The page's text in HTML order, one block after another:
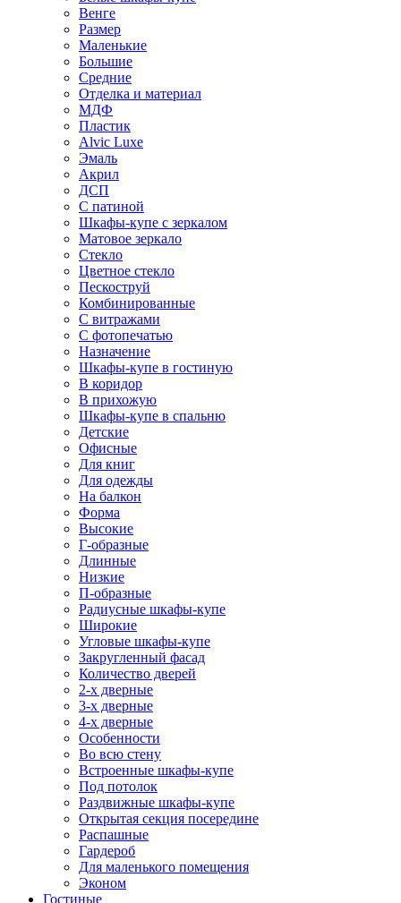
Венге
Размер
Маленькие
Большие
Средние
Отделка и материал
МДФ
Пластик
Alvic Luxe
Эмаль
Акрил
ДСП
С патиной
Шкафы-купе с зеркалом
Матовое зеркало
Стекло
Цветное стекло
Пескоструй
Комбинированные
С витражами
С фотопечатью
Назначение
Шкафы-купе в гостиную
В коридор
В прихожую
Шкафы-купе в спальню
Детские
Офисные
Для книг
Для одежды
На балкон
Форма
Высокие
Г-образные
Длинные
Низкие
П-образные
Радиусные шкафы-купе
Широкие
Угловые шкафы-купе
Закругленный фасад
Количество дверей
2-х дверные
3-х дверные
4-х дверные
Особенности
Во всю стену
Встроенные шкафы-купе
Под потолок
Раздвижные шкафы-купе
Открытая секция посередине
Распашные
Гардероб
Для маленького помещения
Эконом
Гостиные